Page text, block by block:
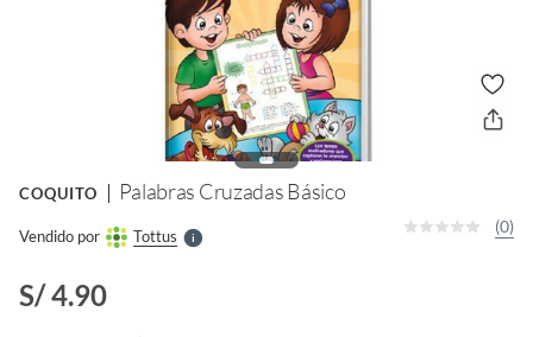
COQUITO Palabras Cruzadas Básico
Vendido por TottusS
l
e
r
I
n
f
o
(0)
S/ 4.90